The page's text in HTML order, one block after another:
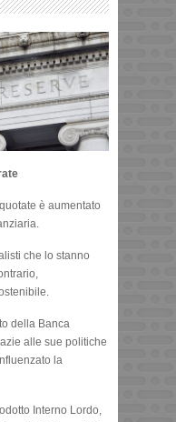
è aumentato
che lo stanno
della Banca
alle sue politiche
la
Interno Lordo,